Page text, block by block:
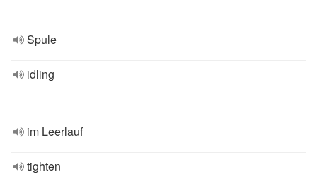
Spule
idling
im Leerlauf
tighten